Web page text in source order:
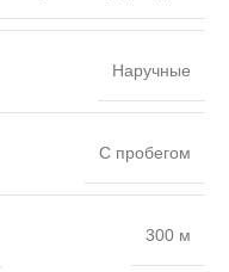
Наручные
С пробегом
300 м